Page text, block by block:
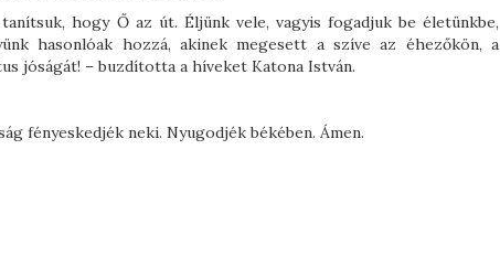
hogy Ő az út. Éljünk vele, vagyis fogadjuk be életünkbe,
hasonlóak hozzá, akinek megesett a szíve az éhezőkön, a
jóságát! – buzdította a híveket Katona István.
fényeskedjék neki. Nyugodjék békében. Ámen.